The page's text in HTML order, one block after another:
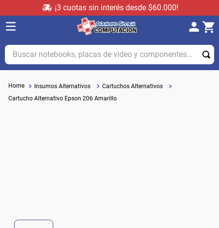
¡3 cuotas sin interés desde $60.000!
Buscar notebooks, placas de video y componentes...
Insumos Alternativos
Cartuchos Alternativos
Cartucho Alternativo Epson 206 Amarillo